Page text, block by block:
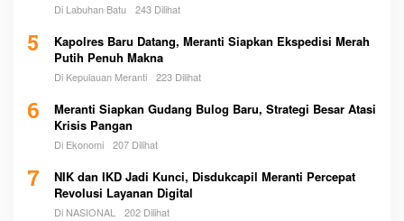
Di Labuhan Batu 243 Dilihat
5
Kapolres Baru Datang, Meranti Siapkan Ekspedisi Merah
Putih Penuh Makna
Di Kepulauan Meranti 223 Dilihat
6
Meranti Siapkan Gudang Bulog Baru, Strategi Besar Atasi
Krisis Pangan
Di Ekonomi 207 Dilihat
7
NIK dan IKD Jadi Kunci, Disdukcapil Meranti Percepat
Revolusi Layanan Digital
Di NASIONAL 202 Dilihat